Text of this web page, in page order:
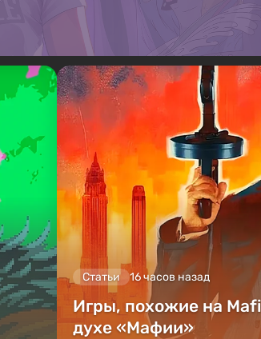
Статьи 16 часов назад
Игры, похожие на
духе «Мафии»